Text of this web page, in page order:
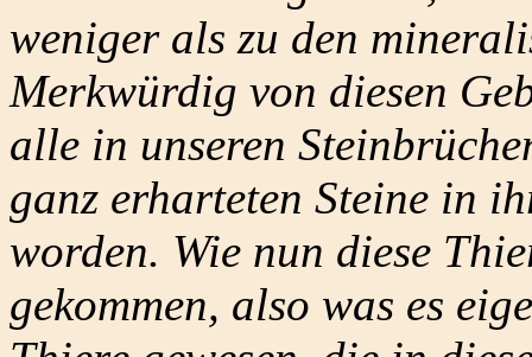
weniger als zu den
Merkwürdig von diesen
alle in unseren
ganz erharteten Steine in
worden. Wie nun diese
gekommen, also was es